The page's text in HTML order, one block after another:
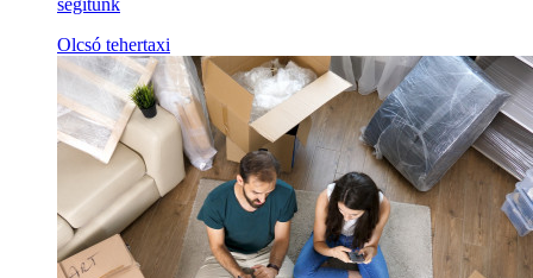
segítünk
Olcsó tehertaxi